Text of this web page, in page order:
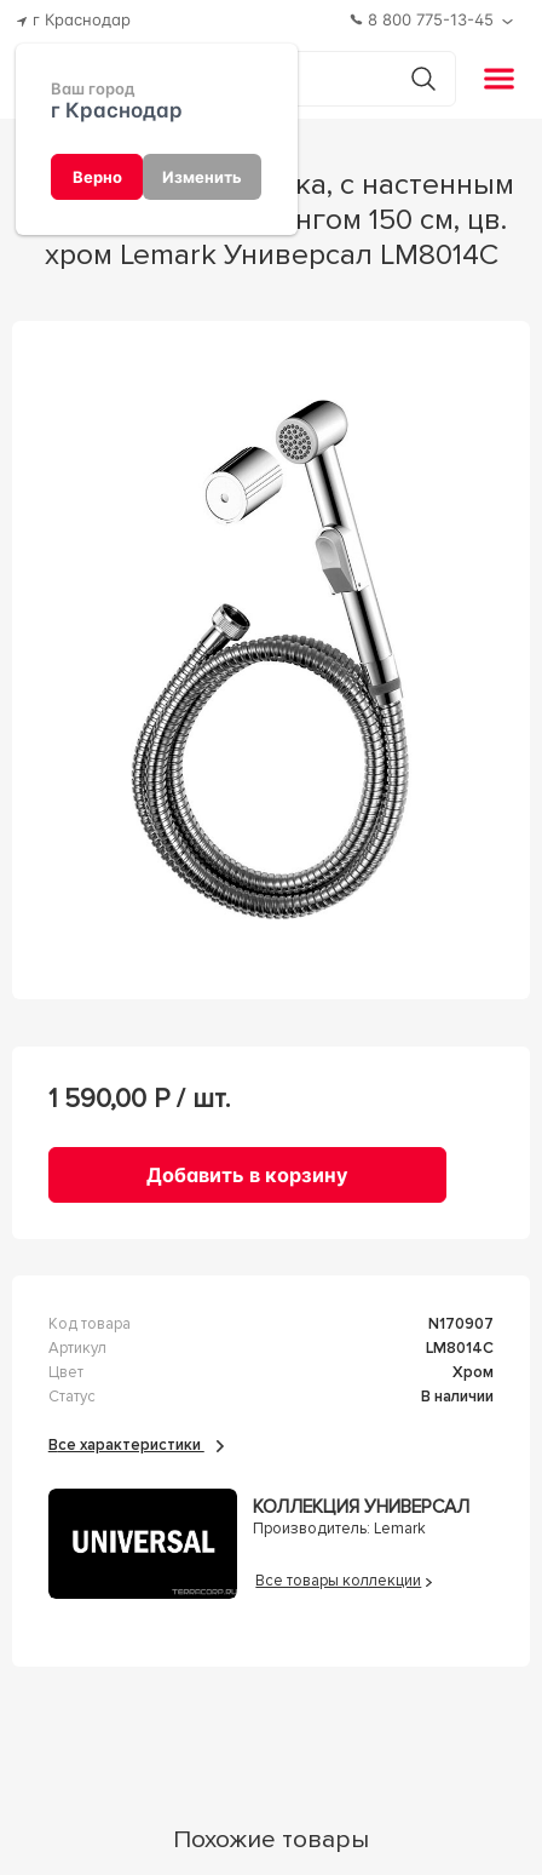
г Краснодар
Ваш город
г Краснодар
Верно Изменить
8 800 775-13-45
креплением и шлангом 150 см, цв.
хром Lemark Универсал LM8014C
1 590,00 Р / шт.
Добавить в корзину
Код товара
n170907
Артикул
LM8014C
Цвет
Хром
Статус
В наличии
Все характеристики
КОЛЛЕКЦИЯ УНИВЕРСАЛ
Производитель: Lemark
Все товары коллекции
Похожие товары